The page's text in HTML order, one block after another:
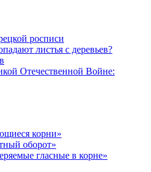
росписи
листья с деревьев?
Отечественной Войне:
корни»
оборот»
гласные в корне»